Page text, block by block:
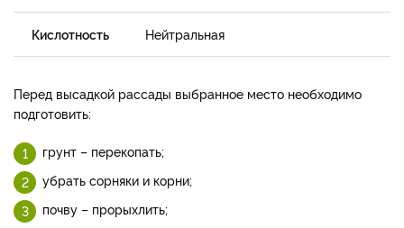
Кислотность Нейтральная
Перед высадкой рассады выбранное место необходимо
подготовить:
грунт – перекопать;
убрать сорняки и корни;
почву – прорыхлить;